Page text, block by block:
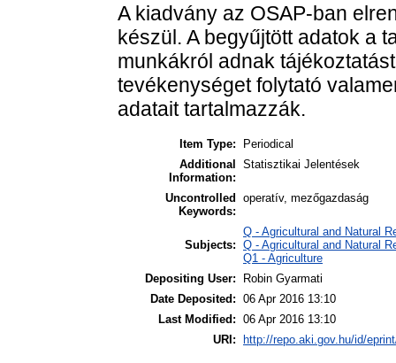
A kiadvány az OSAP-ban
készül. A begyűjtött adatok a
munkákról adnak
tevékenységet folytató
adatait tartalmazzák.
Item Type:
Periodical
Additional
Information:
Statisztikai Jelentések
Uncontrolled
Keywords:
operatív, mezőgazdaság
Subjects:
Q - Agricultural and Natural
Q - Agricultural and Natural
Q1 - Agriculture
Depositing User:
Robin Gyarmati
Date Deposited: 06 Apr 2016 13:10
Last Modified: 06 Apr 2016 13:10
URI:
http://repo.aki.gov.hu/id/